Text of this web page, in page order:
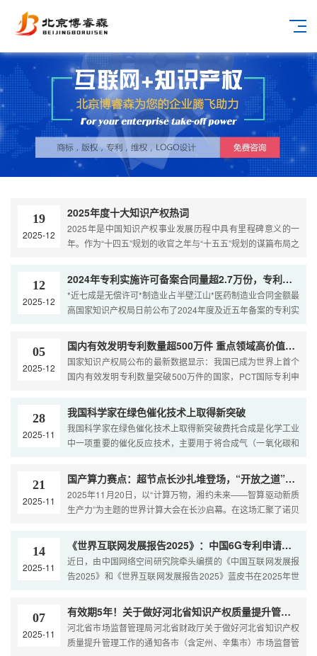
19
2025-12
2025年度十大知识产权热词
2025年是中国知识产权事业发展历程中具有里程碑意义的一
年。作为“十四五”规划的收官之年与“十五五”规划的谋篇布局之
宏观层面的《知识产权强国建设推进计划》到微观层面的“撤
三”举证责任变化，从生成式AI的版权边界确立到中国制造出海
的专利围堵与反围堵，知识产权早已深度融入“新质生产力”的
构建和大国博弈的经贸前沿。…
12
2025-12
2024年专利实施许可备案合同量超2.7万份，专利转化运用市场持续活跃
*近七成是无偿许可*制造业占半壁江山*医药制造业合同金额最
高国家知识产权局日前公布了2024年度及近五年备案的专利实
持续活跃。过去五年间，累计备案专利实施许可合同超过5.7
万份，涉及专利近12.6万件。值得注意的是，2…
05
2025-12
国内有效发明专利数量超500万件 重点领域高价值专利储备不断增强
国家知识产权局公布的最新数据显示：我国已成为世界上首个
国内有效发明专利数量突破500万件的国家，PCT国际专利申
牌价值达1.81万亿美元，位居全球第二；地理标志产品直接产
值接近9700亿元。截至今年6月底，我国每万人口高价值发明
专利拥有量达15.3件，超额完…
28
2025-11
我国科学家在绿色催化技术上取得新突破
我国科学家在绿色催化技术上取得新突破费托合成是化学工业
中一项重要的催化反应技术，主要用于将合成气（一氧化碳和
科学家开发出一项新的催化调控技术，使费托合成过程几乎不
产生二氧化碳，还可大幅提升油品或烯烃的产率，为低碳化工
制造提供了新策略。这项重要成果于日前在《科学》杂志上在
线刊发。…
21
2025-11
国产算力赛点：超节点长沙扎堆登场，“开放之道”与“极致之术”竞逐未来
2025年11月20日，以“计算万物，湘约未来——智算驱动新质
生产力”为主题的世界计算大会在长沙启幕。在这场汇聚了诺贝
中，中科曙光与华为两大巨头的AI超节点产品同台亮相，可谓
无意之间来了一场切磋。那么问题来了，哪边才能先到中国数
字基座发展的下…
14
2025-11
《世界互联网发展报告2025》：中国6G专利申请量全球第一
近日，由中国网络空间研究院牵头编撰的《中国互联网发展报
告2025》和《世界互联网发展报告2025》蓝皮书在2025年世
2025》总结了一年来中国互联网发展实践成效和趋势。一年
来，信息基础设施持续优化升级，…
07
2025-11
有效期5年！关于做好河北省知识产权质量提升管理工作的通知
河北省市场监督管理局河北省财政厅关于做好河北省知识产权
质量提升管理工作的通知各市（含定州、辛集市）市场监督管